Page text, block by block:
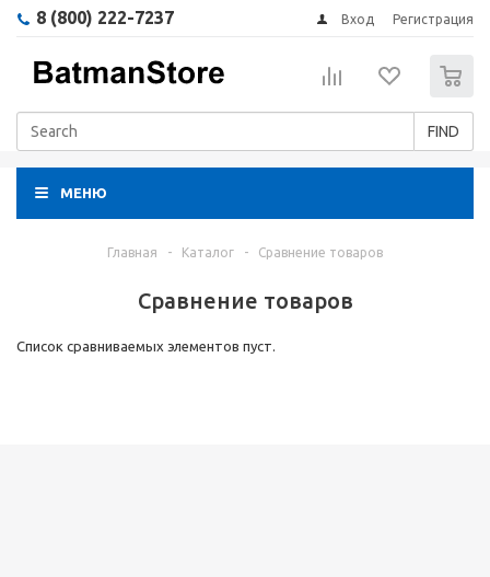
8 (800) 222-7237 Вход Регистрация
FIND
МЕНЮ
Главная - Каталог - Сравнение товаров
Сравнение товаров
Список сравниваемых элементов пуст.